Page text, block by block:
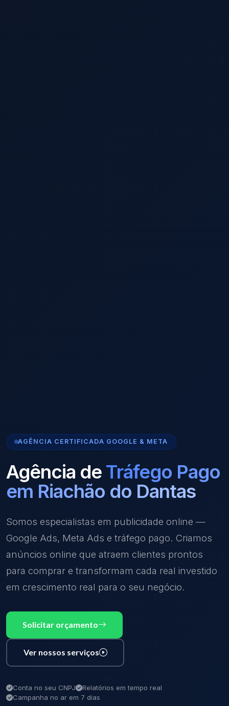
AGÊNCIA CERTIFICADA GOOGLE & META
Agência de Tráfego Pago
em Riachão do Dantas
Somos especialistas em publicidade online —
Google Ads, Meta Ads e tráfego pago. Criamos
anúncios online que atraem clientes prontos
para comprar e transformam cada real investido
em crescimento real para o seu negócio.
Solicitar orçamento
Ver nossos serviços
Conta no seu CNPJ
Relatórios em tempo real
Campanha no ar em 7 dias